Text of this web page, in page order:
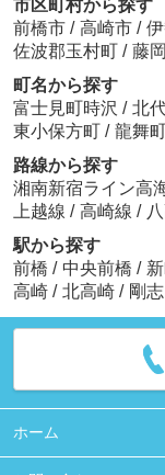
市区町村から探す
前橋市 / 高崎市 /
佐波郡玉村町 / 藤
町名から探す
富士見町時沢 / 北
東小保方町 / 龍舞
路線から探す
湘南新宿ライン高
上越線 / 高崎線 /
駅から探す
前橋 / 中央前橋 /
高崎 / 北高崎 / 剛志
ホーム